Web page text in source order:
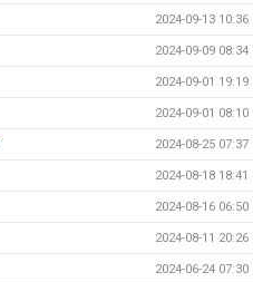
2024-09-13 10:36
2024-09-09 08:34
2024-09-01 19:19
2024-09-01 08:10
2024-08-25 07:37
2024-08-18 18:41
2024-08-16 06:50
2024-08-11 20:26
2024-06-24 07:30